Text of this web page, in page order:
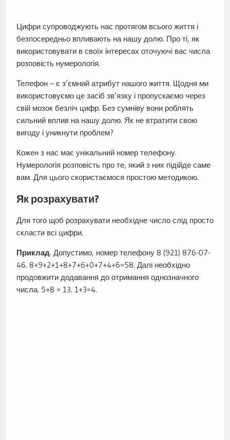
Цифри супроводжують нас протягом всього життя і
безпосередньо впливають на нашу долю. Про ті, як
використовувати в своїх інтересах оточуючі вас числа
розповість нумерологія.
Телефон – є з’ємний атрибут нашого життя. Щодня ми
використовуємо це засіб зв’язку і пропускаємо через
свій мозок безліч цифр. Без сумніву вони роблять
сильний вплив на нашу долю. Як не втратити свою
вигоду і уникнути проблем?
Кожен з нас має унікальний номер телефону.
Нумерологія розповість про те, який з них підійде саме
вам. Для цього скористаємося простою методикою.
Як розрахувати?
Для того щоб розрахувати необхідне число слід просто
скласти всі цифри.
Приклад. Допустимо, номер телефону 8 (921) 876-07-
46. 8+9+2+1+8+7+6+0+7+4+6=58. Далі необхідно
продовжити додавання до отримання однозначного
числа. 5+8 = 13. 1+3=4.